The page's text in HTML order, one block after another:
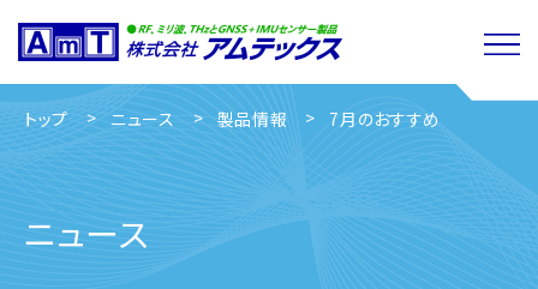
トップ ニュース 製品情報 7月のおすすめ
ニュース